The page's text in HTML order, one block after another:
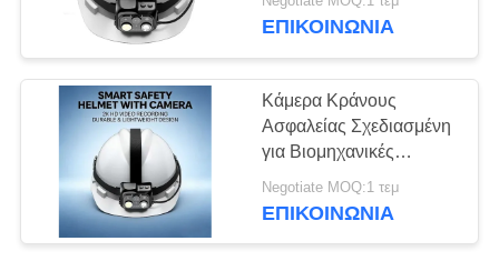
κάμερα 4G PTZ
ΕΠΙΚΟΙΝΩΝΊΑ
Κάμερα Κράνους
Ασφαλείας Σχεδιασμένη
για Βιομηχανικές
Εφαρμογές με Υψηλό
Επίπεδο Προστασίας
Negotiate MOQ:1 τεμ
ΕΠΙΚΟΙΝΩΝΊΑ